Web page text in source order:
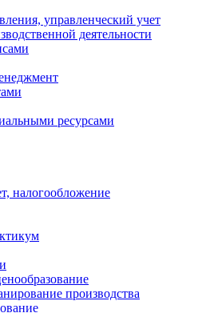
управленческий учет
деятельности
ресурсами
налогообложение
производства